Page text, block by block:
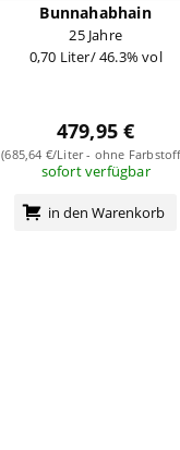
Bunnahabhain
25 Jahre
0,70 Liter/ 46.3% vol
479,95 €
(685,64 €/Liter - ohne
sofort verfügbar
in den Warenkorb